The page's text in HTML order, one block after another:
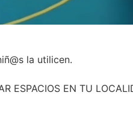
la utilicen.
EN TU